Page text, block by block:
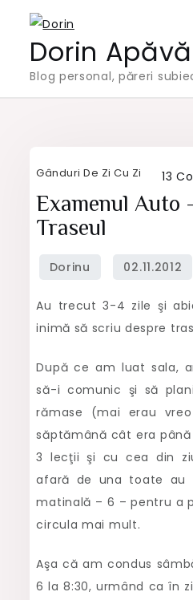
contentDorin
Blog personal, păreri
Gânduri De Zi Cu Zi 13
Examenul Auto
Traseul
Au trecut 3-4 zile şi
inimă să scriu despre
După ce am luat sala,
să-i comunic şi să
rămase (mai erau
săptămână cât era
3 lecţii şi cu cea din
afară de una toate
matinală – 6 – pentru a
circula mai mult.
Aşa că am condus
6 la 8:30, urmând ca în